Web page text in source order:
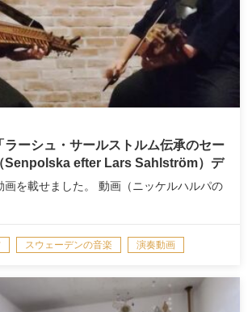
ラーシュ・サールストルム伝承のセー
Senpolska efter Lars Sahlström）デ
画を載せました。 動画（ニッケルハルパの
スウェーデンの音楽 演奏動画